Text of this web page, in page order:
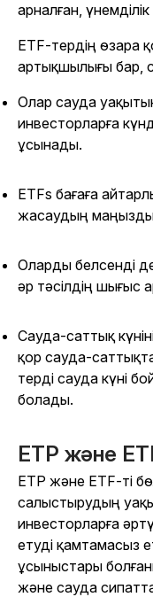
арналған,
ETF-тердің өзара
артықшылығы бар,
Олар сауда
инвесторларға
ұсынады.
ETFs бағаға
жасаудың маңызды
Оларды белсенді
әр тәсілдің шығыс
Сауда-саттық
қор сауда-
терді сауда күні
болады.
ETP және
ETP және ETF-ті
салыстырудың
инвесторларға
етуді қамтамасыз
ұсыныстары
және сауда